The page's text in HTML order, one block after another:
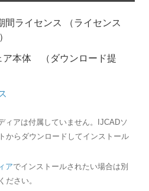
間ライセンス （ライセンス
ア本体 （ダウンロード提
アは付属していません。IJCADソ
からダウンロードしてインストール
アでインストールされたい場合は別
ださい。